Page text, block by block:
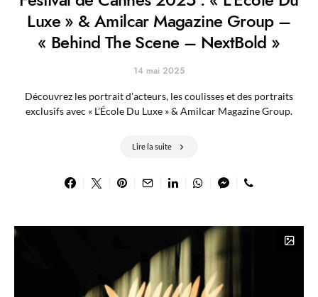
Luxe » & Amilcar Magazine Group –
« Behind The Scene – NextBold »
14 mai 2025
Découvrez les portrait d’acteurs, les coulisses et des portraits
exclusifs avec « L’École Du Luxe » & Amilcar Magazine Group.
Lire la suite